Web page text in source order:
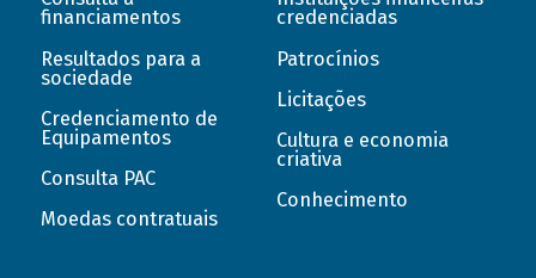
financiamentos
Resultados para a
sociedade
Credenciamento de
Equipamentos
Consulta PAC
Moedas contratuais
credenciadas
Patrocínios
Licitações
Cultura e economia
criativa
Conhecimento